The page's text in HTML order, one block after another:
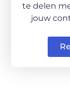
te delen
jouw